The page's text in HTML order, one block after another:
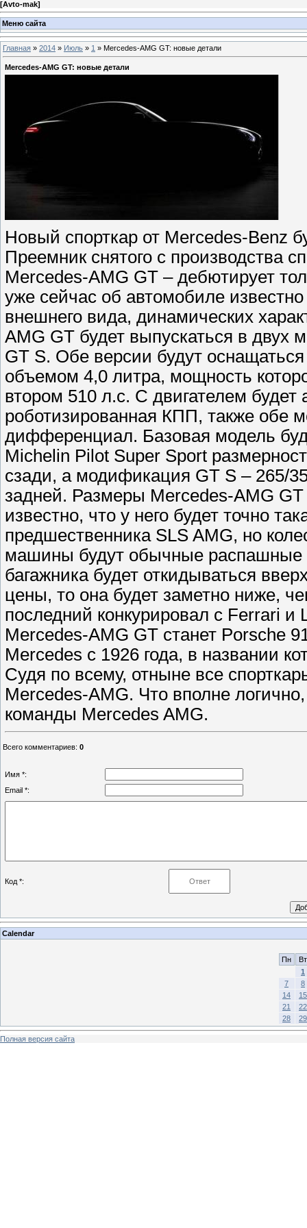
[Avto-mak]
Меню сайта
Главная » 2014 » Июль » 1 » Mercedes-AMG GT: новые детали
Mercedes-AMG GT: новые детали
Новый спорткар от Mercedes-Benz
Преемник снятого с производства
Mercedes-AMG GT – дебютирует
уже сейчас об автомобиле
внешнего вида, динамических
AMG GT будет выпускаться в двух
GT S. Обе версии будут
объемом 4,0 литра, мощность
втором 510 л.с. С двигателем будет
роботизированная КПП, также обе
дифференциал. Базовая модель
Michelin Pilot Super Sport
сзади, а модификация GT S – 265/
задней. Размеры Mercedes-AMG GT
известно, что у него будет точно
предшественника SLS AMG, но
машины будут обычные распашные
багажника будет откидываться
цены, то она будет заметно ниже,
последний конкурировал с Ferrari
Mercedes-AMG GT станет Porsche
Mercedes с 1926 года, в названии
Судя по всему, отныне все
Mercedes-AMG. Что вполне
команды Mercedes AMG.
Всего комментариев: 0
Имя *:
Email *:
Код *:
Calendar
Пн
Вт
1
7
8
14
15
21
22
28
29
Полная версия сайта